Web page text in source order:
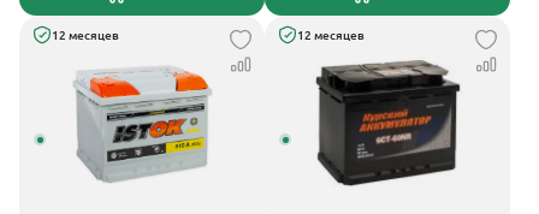
12 месяцев 12 месяцев